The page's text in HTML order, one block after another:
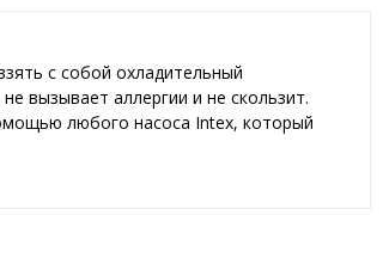
с собой охладительный
вызывает аллергии и не скользит.
любого насоса Intex, который